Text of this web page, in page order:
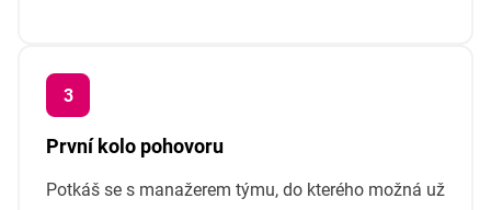
První kolo pohovoru
Potkáš se s manažerem týmu, do kterého možná už